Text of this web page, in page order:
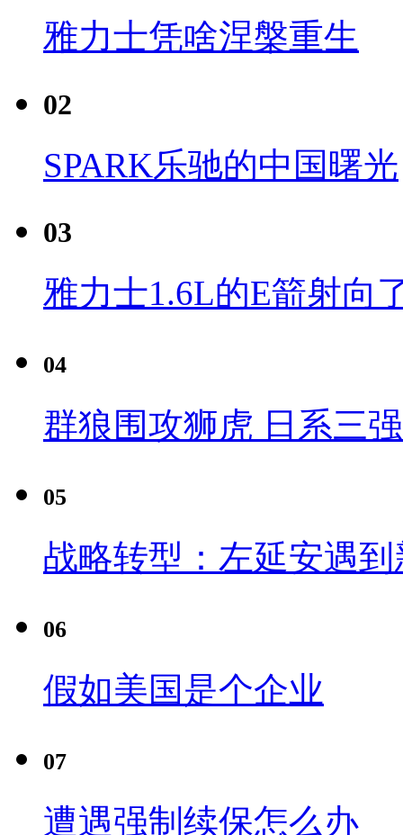
雅力士凭啥涅槃重生
02
SPARK乐驰的中国曙光
03
雅力士1.6L的E箭射向
04
群狼围攻狮虎 日系三
05
战略转型：左延安遇
06
假如美国是个企业
07
遭遇强制续保怎么办